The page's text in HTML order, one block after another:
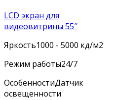
LCD экран для
видеовитрины 55″
Яркость1000 - 5000 кд/м2
Режим работы24/7
ОсобенностиДатчик
освещенности